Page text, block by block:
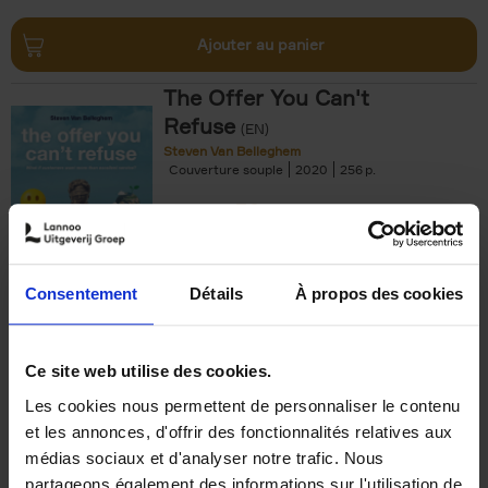
Consentement Détails À propos des cookies
Ce site web utilise des cookies.
Les cookies nous permettent de personnaliser le contenu
et les annonces, d'offrir des fonctionnalités relatives aux
médias sociaux et d'analyser notre trafic. Nous
partageons également des informations sur l'utilisation de
Ajouter au panier
The Offer You Can't
Refuse (EN)
Steven Van Belleghem
Couverture souple
2020 256
€37,50
Building Bonds = Building
Business
Jochen Roef Jozefien De Feyter
Carolien Boom